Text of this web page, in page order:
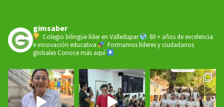
gimsaber
Colegio bilingüe líder en Valledupar
60 + años de excelencia
e innovación educativa
Formamos líderes y ciudadanos
globalesConoce más aquí